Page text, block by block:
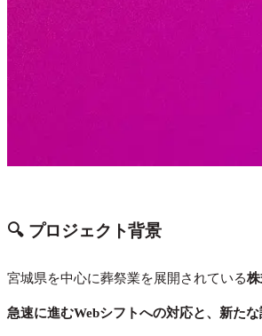
🔍 プロジェクト背景
宮城県を中心に葬祭業を展開されている
急速に進むWebシフトへの対応と、新た